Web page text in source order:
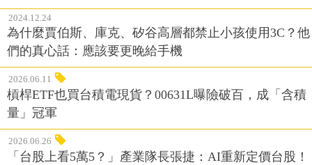
2024.12.24
為什麼賈伯斯、庫克、矽谷高層都禁止小孩使用3C？他
們的真心話：應該要更晚給手機
2026.06.11
槓桿ETF也買台積電現貨？00631L曝險破百，成「含積
量」冠軍
2026.06.26
「台股上看5萬5？」產業隊長張捷：AI重新定價台股！